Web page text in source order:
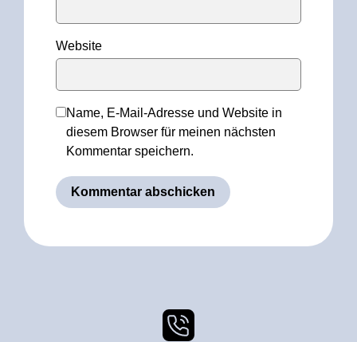
Website
Name, E-Mail-Adresse und Website in
diesem Browser für meinen nächsten
Kommentar speichern.